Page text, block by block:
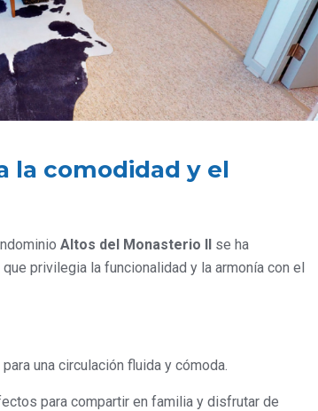
la comodidad y el
Altos del Monasterio IIse ha
privilegia la funcionalidad y la armonía con el
una circulación fluida y cómoda.
para compartir en familia y disfrutar de